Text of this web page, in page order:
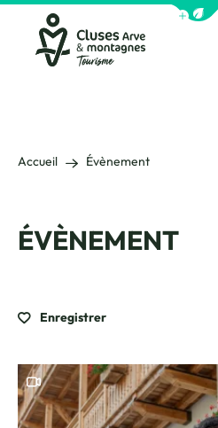
Accueil Évènement
ÉVÈNEMENT
Enregistrer
Ce contenu contient une vidéo